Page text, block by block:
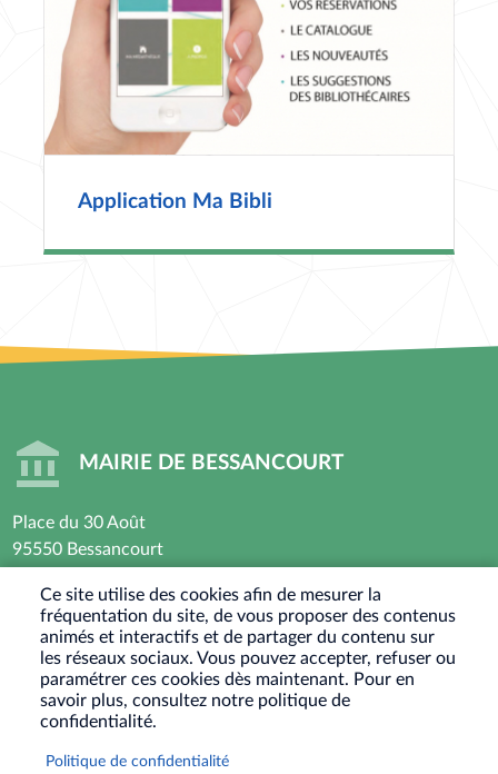
Application Ma Bibli
MAIRIE DE BESSANCOURT
Place du 30 Août
95550 Bessancourt
Horaires d’ouverture : Lundi - Mardi - Mercredi -
Vendredi
8h30 - 12h / 13h30-17h30
Jeudi : Fermé le matin - 13h30-17h30
9h30-12h
Ce site utilise des cookies afin de mesurer la
fréquentation du site, de vous proposer des contenus
animés et interactifs et de partager du contenu sur
les réseaux sociaux. Vous pouvez accepter, refuser ou
paramétrer ces cookies dès maintenant. Pour en
savoir plus, consultez notre politique de
confidentialité.
Politique de confidentialité